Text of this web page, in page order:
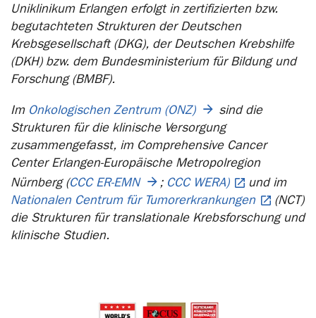
Uniklinikum Erlangen erfolgt in zertifizierten bzw.
begutachteten Strukturen der Deutschen
Krebsgesellschaft (DKG), der Deutschen Krebshilfe
(DKH) bzw. dem Bundesministerium für Bildung und
Forschung (BMBF).
Im Onkologischen Zentrum (ONZ)
sind die
Strukturen für die klinische Versorgung
zusammengefasst, im Comprehensive Cancer
Center Erlangen-Europäische Metropolregion
Nürnberg (CCC ER-EMN ; CCC WERA)
und im
Nationalen Centrum für Tumorerkrankungen
(NCT)
die Strukturen für translationale Krebsforschung und
klinische Studien.